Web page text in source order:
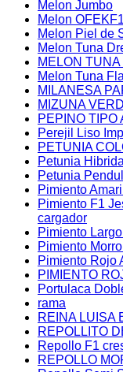
Melon Jumbo
Melon
Melon Piel de
Melon Tuna
MELON
Melon Tuna
MILANESA
MIZUNA
PEPINO TIPO
Perejil Liso
PETUNIA
Petunia
Petunia
Pimiento
Pimiento F1
cargador
Pimiento
Pimiento
Pimiento Rojo
PIMIENTO
Portulaca
rama
REINA LUISA
REPOLLITO
Repollo F1
REPOLLO